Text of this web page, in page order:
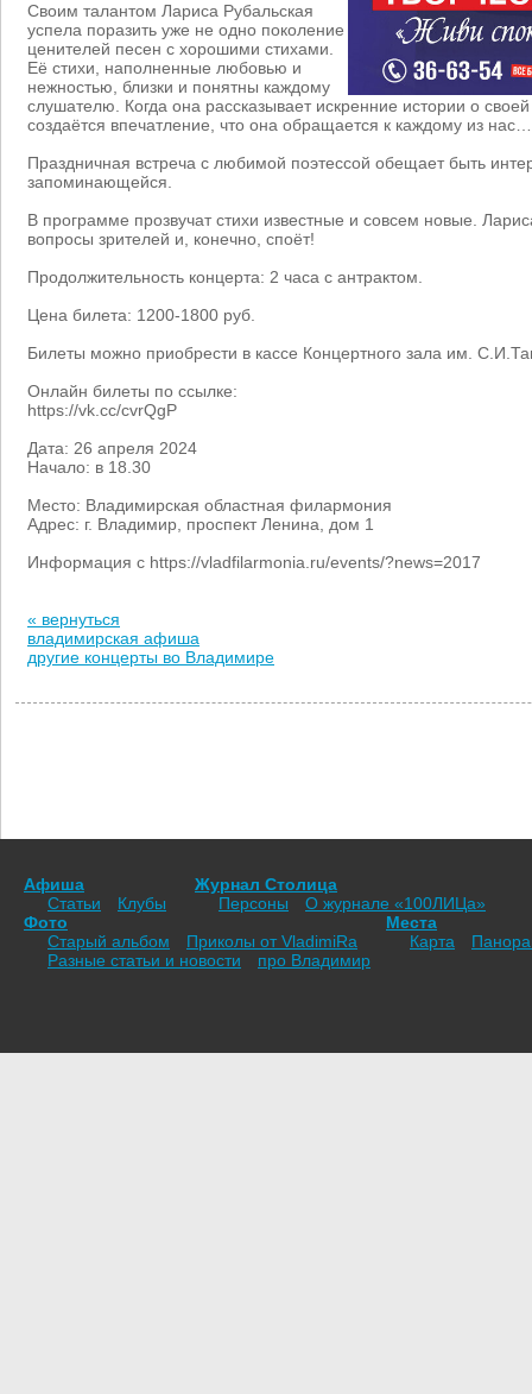
Своим талантом Лариса Рубальская
успела поразить уже не одно поколение
ценителей песен с хорошими стихами.
Её стихи, наполненные любовью и
нежностью, близки и понятны каждому
слушателю. Когда она рассказывает искренние истории о
создаётся впечатление, что она обращается к каждому из нас…
Праздничная встреча с любимой поэтессой обещает быть
запоминающейся.
В программе прозвучат стихи известные и совсем новые.
вопросы зрителей и, конечно, споёт!
Продолжительность концерта: 2 часа с антрактом.
Цена билета: 1200-1800 руб.
Билеты можно приобрести в кассе Концертного зала им.
Онлайн билеты по ссылке:
https://vk.cc/cvrQgP
Дата: 26 апреля 2024
Начало: в 18.30
Место: Владимирская областная филармония
Адрес: г. Владимир, проспект Ленина, дом 1
Информация с https://vladfilarmonia.ru/events/?news=2017
« вернуться
владимирская афиша
другие концерты во Владимире
Афиша
Статьи
Клубы
Журнал Столица
Персоны
О журнале «100ЛИЦа»
Фото
Старый альбом
Приколы от VladimiRа
Места
Карта
Разные статьи и новости
про Владимир